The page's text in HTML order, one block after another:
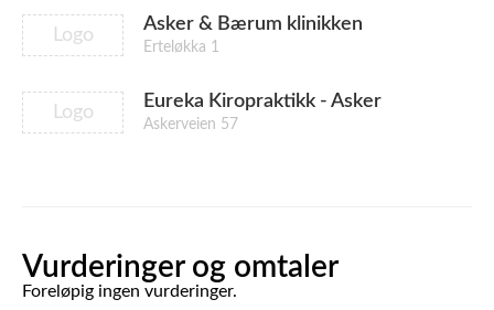
Logo
Asker & Bærum klinikken
Erteløkka 1
Logo
Eureka Kiropraktikk - Asker
Askerveien 57
Vurderinger og omtaler
Foreløpig ingen vurderinger.